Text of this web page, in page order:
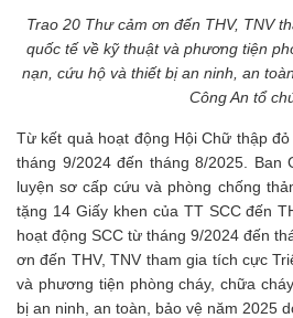
Trao 20 Thư cảm ơn đến THV, TNV
quốc tế về kỹ thuật và phương tiện
nạn, cứu hộ và thiết bị an ninh, an
Công An tổ
Từ kết quả hoạt động Hội Chữ thập
tháng 9/2024 đến tháng 8/2025. Ban
luyện sơ cấp cứu và phòng chống
tặng 14 Giấy khen của TT SCC đến
hoạt động SCC từ tháng 9/2024 đến
ơn đến THV, TNV tham gia tích cực
và phương tiện phòng cháy, chữa
bị an ninh, an toàn, bảo vệ năm 2025